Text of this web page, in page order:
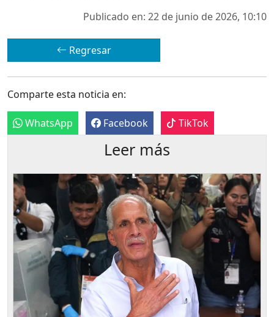
Publicado en: 22 de junio de 2026, 10:10
Regresar
Comparte esta noticia en:
WhatsApp Facebook TikTok
Leer más